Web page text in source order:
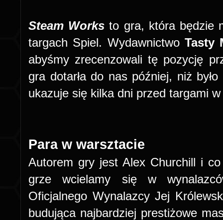
Steam Works to gra, która będzie
targach Spiel. Wydawnictwo Tasty
abyśmy zrecenzowali tę pozycję
gra dotarła do nas później, niż
ukazuje się kilka dni przed targami
Para w warsztacie
Autorem gry jest Alex Churchill i
grze wcielamy się w
Oficjalnego Wynalazcy Jej
budująca najbardziej prestiżowe